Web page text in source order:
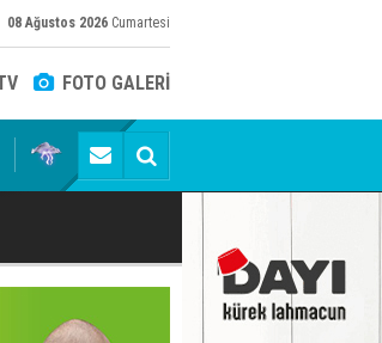
08 Ağustos 2026 Cumartesi
FOTO GALERİ
Galatasaray'ı konuk edecek